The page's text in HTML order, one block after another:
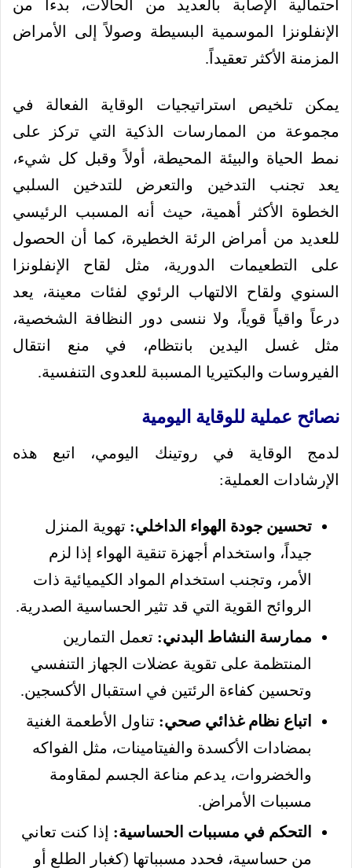
احتمالية الإصابة بالعديد من الحالات، بدءاً من
الإنفلونزا الموسمية البسيطة وصولاً إلى الأمراض
المزمنة الأكثر تعقيداً.
يمكن تلخيص استراتيجيات الوقاية الفعالة في
مجموعة من الممارسات الذكية التي تركز على
نمط الحياة والبيئة المحيطة، أولاً وقبل كل شيء،
يعد تجنب التدخين والتعرض للتدخين السلبي
الخطوة الأكثر أهمية، حيث أنه المسبب الرئيسي
للعديد من أمراض الرئة الخطيرة، كما أن الحصول
على التطعيمات الدورية، مثل لقاح الإنفلونزا
السنوي ولقاح الالتهاب الرئوي لفئات معينة، يعد
درعاً واقياً قوياً، ولا ننسى دور النظافة الشخصية،
مثل غسل اليدين بانتظام، في منع انتقال
الفيروسات والبكتيريا المسببة للعدوى التنفسية.
نصائح عملية للوقاية اليومية
لدمج الوقاية في روتينك اليومي، اتبع هذه
الإرشادات العملية:
تحسين جودة الهواء الداخلي: تهوية المنزل
جيداً، واستخدام أجهزة تنقية الهواء إذا لزم
الأمر، وتجنب استخدام المواد الكيميائية ذات
الروائح القوية التي قد تثير الحساسية الصدرية.
ممارسة النشاط البدني: تعمل التمارين
المنتظمة على تقوية عضلات الجهاز التنفسي
وتحسين كفاءة الرئتين في استقبال الأكسجين.
اتباع نظام غذائي صحي: تناول الأطعمة الغنية
بمضادات الأكسدة والفيتامينات، مثل الفواكه
والخضروات، يدعم مناعة الجسم لمقاومة
مسببات الأمراض.
التحكم في مسببات الحساسية: إذا كنت تعاني
من حساسية، فحدد مسبباتها (كغبار الطلع أو